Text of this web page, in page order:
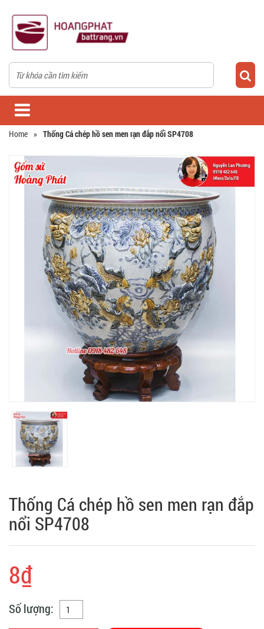
Home » Thống Cá chép hồ sen men rạn đắp nổi SP4708
Thống Cá chép hồ sen men rạn đắp
nổi SP4708
8₫
Số lượng: